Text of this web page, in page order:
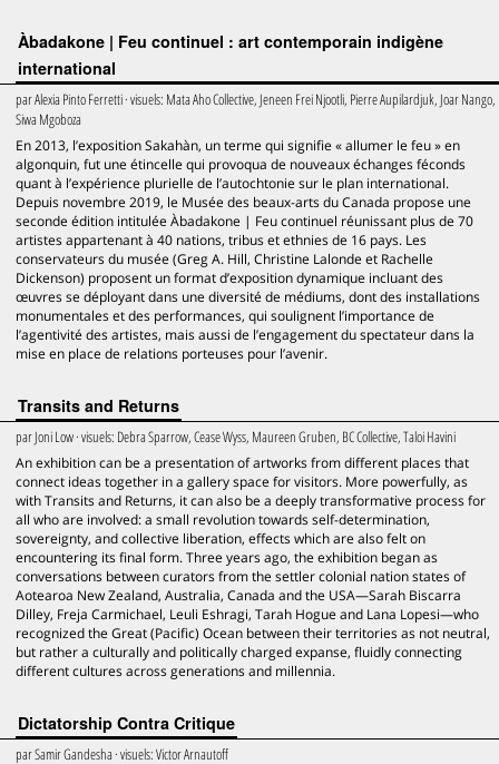
Àbadakone | Feu continuel : art contemporain indigène
international
parAlexia Pinto Ferretti· visuels: Mata Aho Collective, Jeneen Frei Njootli, Pierre Aupilardjuk, Joar Nango,
Siwa Mgoboza
En 2013, l’exposition Sakahàn, un terme qui signifie « allumer le feu » en
algonquin, fut une étincelle qui provoqua de nouveaux échanges féconds
quant à l’expérience plurielle de l’autochtonie sur le plan international.
Depuis novembre 2019, le Musée des beaux-arts du Canada propose une
seconde édition intitulée Àbadakone | Feu continuel réunissant plus de 70
artistes appartenant à 40 nations, tribus et ethnies de 16 pays. Les
conservateurs du musée (Greg A. Hill, Christine Lalonde et Rachelle
Dickenson) proposent un format d’exposition dynamique incluant des
œuvres se déployant dans une diversité de médiums, dont des installations
monumentales et des performances, qui soulignent l’importance de
l’agentivité des artistes, mais aussi de l’engagement du spectateur dans la
mise en place de relations porteuses pour l’avenir.
Transits and Returns
parJoni Low· visuels: Debra Sparrow, Cease Wyss, Maureen Gruben, BC Collective, Taloi Havini
An exhibition can be a presentation of artworks from different places that
connect ideas together in a gallery space for visitors. More powerfully, as
with Transits and Returns, it can also be a deeply transformative process for
all who are involved: a small revolution towards self-determination,
sovereignty, and collective liberation, effects which are also felt on
encountering its final form. Three years ago, the exhibition began as
conversations between curators from the settler colonial nation states of
Aotearoa New Zealand, Australia, Canada and the USA—Sarah Biscarra
Dilley, Freja Carmichael, Leuli Eshragi, Tarah Hogue and Lana Lopesi—who
recognized the Great (Pacific) Ocean between their territories as not neutral,
but rather a culturally and politically charged expanse, fluidly connecting
different cultures across generations and millennia.
Dictatorship Contra Critique
parSamir Gandesha · visuels:Victor Arnautoff